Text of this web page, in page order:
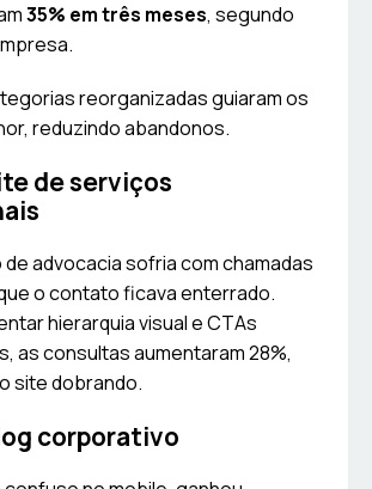
35% em três meses, segundo
reorganizadas guiaram os
reduzindo abandonos.
de serviços
advocacia sofria com chamadas
o contato ficava enterrado.
hierarquia visual e CTAs
as consultas aumentaram 28%,
site dobrando.
corporativo